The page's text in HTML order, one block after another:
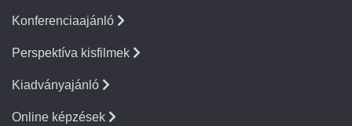
Konferenciaajánló
Perspektíva kisfilmek
Kiadványajánló
Online képzések